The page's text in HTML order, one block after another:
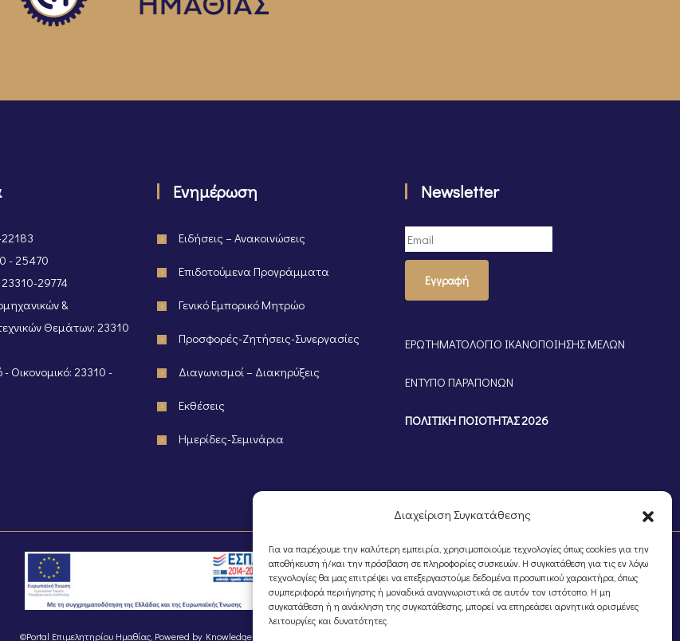
Διαχείριση Συγκατάθεσης
Για να παρέχουμε την καλύτερη εμπειρία, χρησιμοποιούμε τεχνολογίες όπως cookies για την
αποθήκευση ή/και την πρόσβαση σε πληροφορίες συσκευών. Η συγκατάθεση για τις εν λόγω
τεχνολογίες θα μας επιτρέψει να επεξεργαστούμε δεδομένα προσωπικού χαρακτήρα, όπως
συμπεριφορά περιήγησης ή μοναδικά αναγνωριστικά σε αυτόν τον ιστότοπο. Η μη
συγκατάθεση ή η ανάκληση της συγκατάθεσης, μπορεί να επηρεάσει αρνητικά ορισμένες
λειτουργίες και δυνατότητες.
- 25470
29774
&
Θεμάτων: 23310
Οικονομικό: 23310 -
Ενημέρωση
Ειδήσεις – Ανακοινώσεις
Επιδοτούμενα Προγράμματα
Γενικό Εμπορικό Μητρώο
Προσφορές-Ζητήσεις-Συνεργασίες
Διαγωνισμοί – Διακηρύξεις
Εκθέσεις
Ημερίδες-Σεμινάρια
Newsletter
Εγγραφή
ΕΡΩΤΗΜΑΤΟΛΟΓΙΟ ΙΚΑΝΟΠΟΙΗΣΗΣ ΜΕΛΩΝ
ΕΝΤΥΠΟ ΠΑΡΑΠΟΝΩΝ
ΠΟΛΙΤΙΚΗ ΠΟΙΟΤΗΤΑΣ 2026
©Portal Επιμελητηρίου Ημαθίας, Powered by Knowledge A.E.